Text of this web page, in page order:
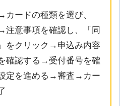
ードの種類を選び、
注意事項を確認し、「同
をクリック→申込み内容
確認する→受付番号を確
定を進める→審査→カー